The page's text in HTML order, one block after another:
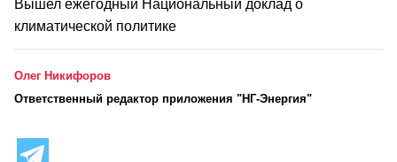
Вышел ежегодный Национальный доклад о
климатической политике
Олег Никифоров
Ответственный редактор приложения "НГ-Энергия"